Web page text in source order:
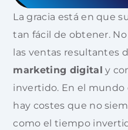
La gracia está en que
tan fácil de obtener.
las ventas resultantes
marketing digital y
invertido. En el
hay costes que no
como el tiempo